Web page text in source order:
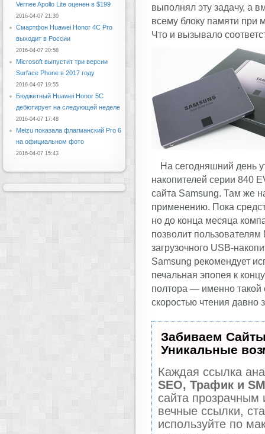
выполнял эту задачу, а
всему блоку памяти при
Что и вызывало
На сегодняшний день
накопителей серии 840
сайта Samsung. Там же
применению. Пока
но до конца месяца
позволит
загрузочного USB-
Samsung рекомендует
печальная эпопея к
полтора — именно такой
скоростью чтения давно
Забиваем
Уникальные
Каждая ссылка
SEO, Трафик и
сайта
вечные ссылки,
используйте по
Vernee Apollo Lite оценен в $199
2016-04-07 21:30
Смартфон Huawei Honor 4C Pro
выходит в России
2016-04-07 20:58
Microsoft выпустит три версии
Surface Phone в 2017 году
2016-04-07 19:55
Бюджетный Huawei Honor 5C
дебютирует на следующей неделе
2016-04-07 17:48
Meizu показала флагманский Pro 6
на официальном фото
2016-04-07 15:43